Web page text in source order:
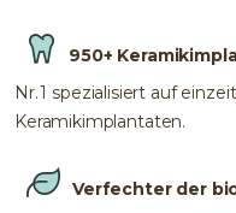
950+
Nr. 1 spezialisiert auf
Keramikimplantaten.
Verfechter der